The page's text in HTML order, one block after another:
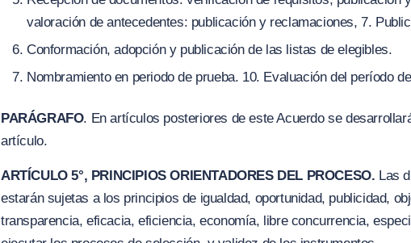
valoración de antecedentes: publicación y reclamaciones, 7.
Conformación, adopción y publicación de las listas de elegibles.
Nombramiento en periodo de prueba. 10. Evaluación del período
PARÁGRAFO. En artículos posteriores de este Acuerdo se
artículo.
ARTÍCULO 5°, PRINCIPIOS ORIENTADORES DEL PROCESO. Las
estarán sujetas a los principios de igualdad, oportunidad, publicidad,
transparencia, eficacia, eficiencia, economía, libre concurrencia,